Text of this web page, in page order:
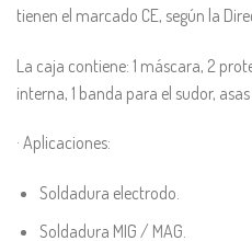
tienen el marcado CE, según la
La caja contiene: 1 máscara, 2
interna, 1 banda para el sudor, asas
· Aplicaciones:
Soldadura electrodo.
Soldadura MIG / MAG.